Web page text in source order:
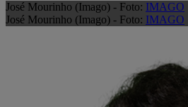
José Mourinho (Imago) - Foto: IMAGO
José Mourinho (Imago) - Foto: IMAGO